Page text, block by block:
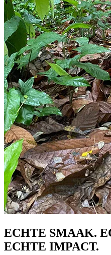
ECHTE SMAAK.
ECHTE IMPACT.